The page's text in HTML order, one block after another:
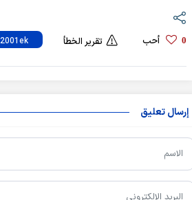
0 أحب تقرير الخطأ
إرسال تعليق